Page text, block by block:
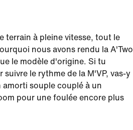
terrain à pleine vitesse, tout le
nous avons rendu la A'Two
le modèle d'origine. Si tu
suivre le rythme de la M'VP, vas-y
amorti souple couplé à un
pour une foulée encore plus